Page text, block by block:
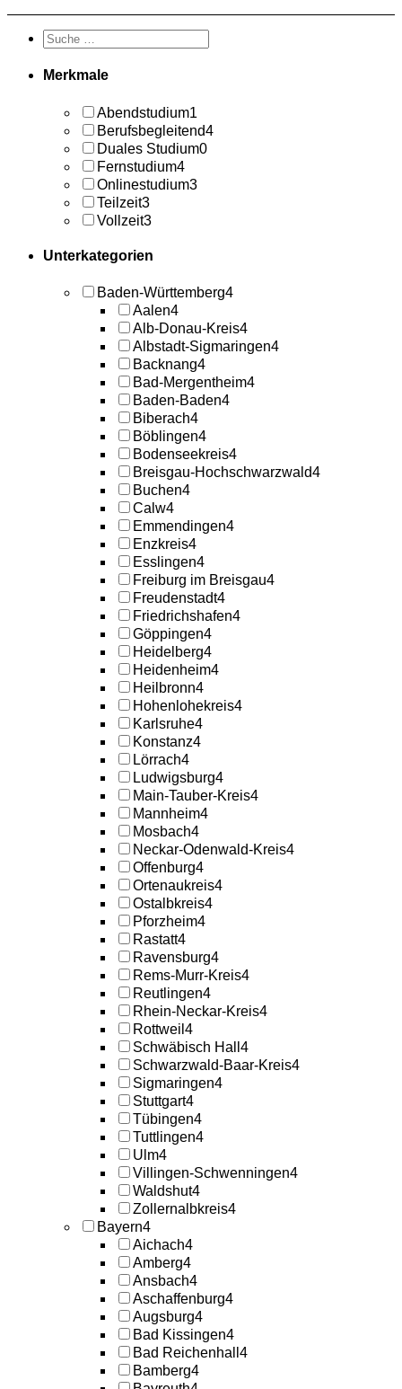
Merkmale
Abendstudium1
Berufsbegleitend4
Duales Studium0
Fernstudium4
Onlinestudium3
Teilzeit3
Vollzeit3
Unterkategorien
Baden-Württemberg4
Aalen4
Alb-Donau-Kreis4
Albstadt-Sigmaringen4
Backnang4
Bad-Mergentheim4
Baden-Baden4
Biberach4
Böblingen4
Bodenseekreis4
Breisgau-Hochschwarzwald4
Buchen4
Calw4
Emmendingen4
Enzkreis4
Esslingen4
Freiburg im Breisgau4
Freudenstadt4
Friedrichshafen4
Göppingen4
Heidelberg4
Heidenheim4
Heilbronn4
Hohenlohekreis4
Karlsruhe4
Konstanz4
Lörrach4
Ludwigsburg4
Main-Tauber-Kreis4
Mannheim4
Mosbach4
Neckar-Odenwald-Kreis4
Offenburg4
Ortenaukreis4
Ostalbkreis4
Pforzheim4
Rastatt4
Ravensburg4
Rems-Murr-Kreis4
Reutlingen4
Rhein-Neckar-Kreis4
Rottweil 4
Schwäbisch Hall 4
Schwarzwald-Baar-Kreis4
Sigmaringen4
Stuttgart4
Tübingen4
Tuttlingen4
Ulm4
Villingen-Schwenningen4
Waldshut4
Zollernalbkreis4
Bayern4
Aichach4
Amberg4
Ansbach4
Aschaffenburg4
Augsburg4
Bad Kissingen4
Bad Reichenhall 4
Bamberg4